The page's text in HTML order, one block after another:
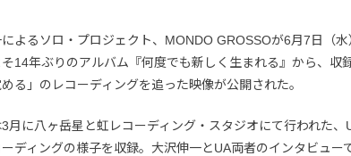
よるソロ・プロジェクト、MONDO GROSSOが6月7日（水
14年ぶりのアルバム『何度でも新しく生まれる』から、収
る」のレコーディングを追った映像が公開された。
月に八ヶ岳星と虹レコーディング・スタジオにて行われた、
ディングの様子を収録。大沢伸一とUA両者のインタビュー